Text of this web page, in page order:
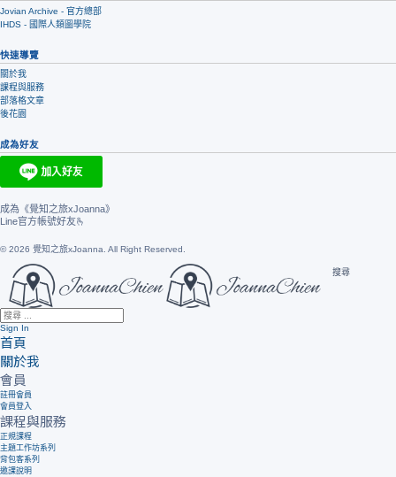
Jovian Archive - 官方總部
IHDS - 國際人類圖學院
快速導覽
關於我
課程與服務
部落格文章
後花園
成為好友
成為《覺知之旅xJoanna》
Line官方帳號好友🫰
© 2026 覺知之旅xJoanna. All Right Reserved.
搜尋
Sign In
首頁
關於我
會員
註冊會員
會員登入
課程與服務
正規課程
主題工作坊系列
背包客系列
邀課說明